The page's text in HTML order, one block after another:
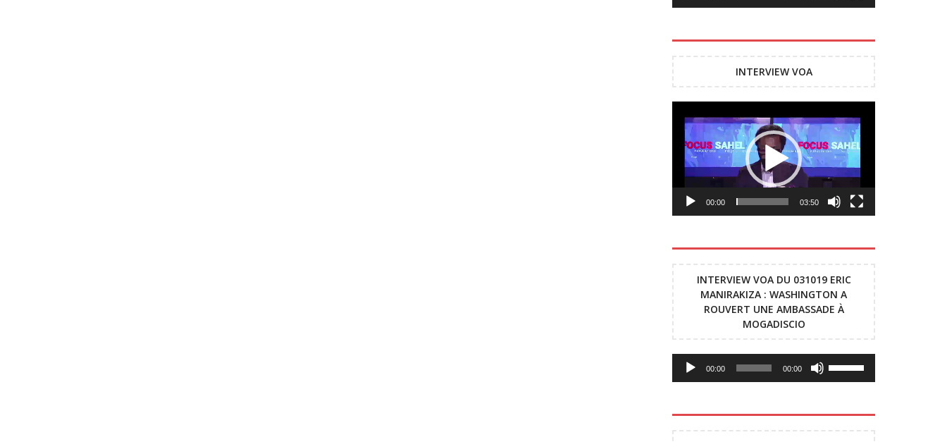
INTERVIEW VOA
vidéo
00:00 03:50
INTERVIEW VOA DU 031019 ERIC
MANIRAKIZA : WASHINGTON A
ROUVERT UNE AMBASSADE À
MOGADISCIO
Lecteur
audio
00:00 00:00
augmenter